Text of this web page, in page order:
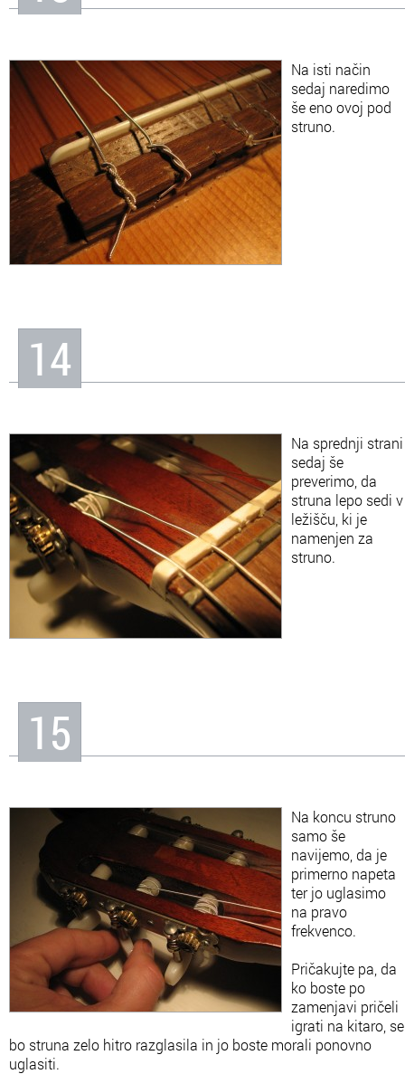
Na isti način
sedaj naredimo
še eno ovoj pod
struno.
14
Na sprednji strani
sedaj še
preverimo, da
struna lepo sedi v
ležišču, ki je
namenjen za
struno.
15
Na koncu struno
samo še
navijemo, da je
primerno napeta
ter jo uglasimo
na pravo
frekvenco.
Pričakujte pa, da
ko boste po
zamenjavi pričeli
igrati na kitaro, se
bo struna zelo hitro razglasila in jo boste morali ponovno
uglasiti.